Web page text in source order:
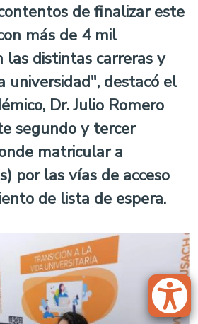
de finalizar este
más de 4 mil
las distintas carreras y
universidad", destacó el
Dr. Julio Romero
segundo y tercer
matricular a
por las vías de acceso
de lista de espera.